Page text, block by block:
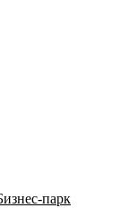
парк